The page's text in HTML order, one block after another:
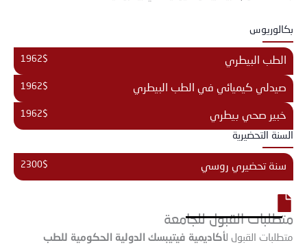
متطلبات القبول للجامعة
متطلبات القبول لأكاديمية فيتيبسك الدولية الحكومية للطب
بكالوريوس
الطب البيطري 1962$
صيدلي كيميائي في الطب البيطري 1962$
خبير صحي بيطري 1962$
السنة التحضيرية
سنة تحضيري روسي 2300$